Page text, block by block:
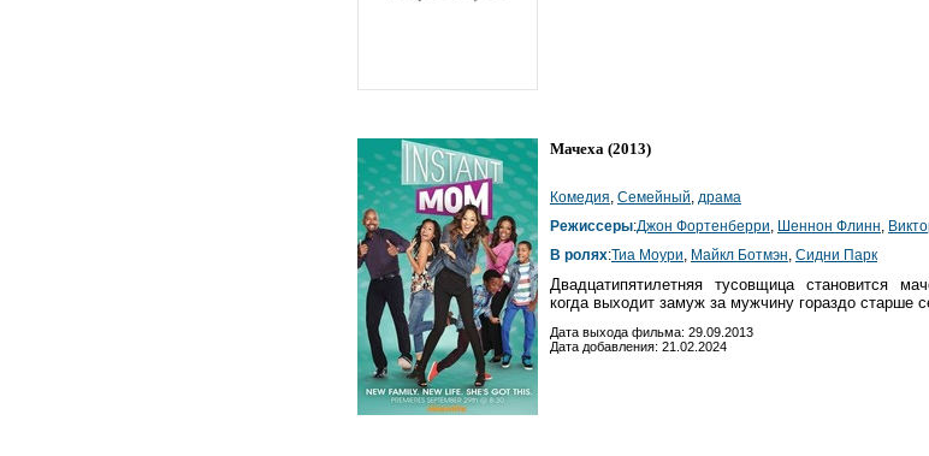
Мачеха (2013)
Комедия, Семейный, драма
Режиссеры:Джон Фортенберри, Шеннон Флинн,
В ролях:Тиа Моури, Майкл Ботмэн, Сидни Парк
Двадцатипятилетняя тусовщица становится
когда выходит замуж за мужчину гораздо старше
Дата выхода фильма: 29.09.2013
Дата добавления: 21.02.2024